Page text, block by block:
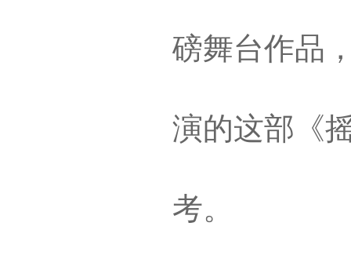
磅舞台作品
演的这部《
考。